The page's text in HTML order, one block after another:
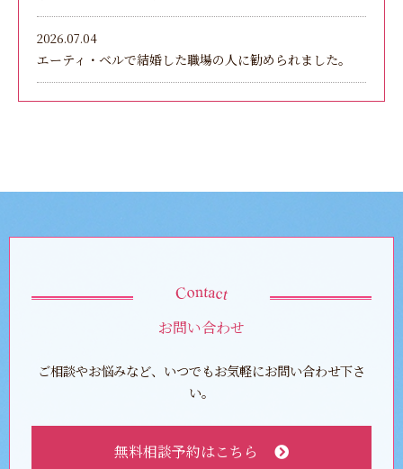
2026.07.04
エーティ・ベルで結婚した職場の人に勧められました。
お問い合わせ
ご相談やお悩みなど、いつでもお気軽にお問い合わせ下さ
い。
無料相談予約はこちら